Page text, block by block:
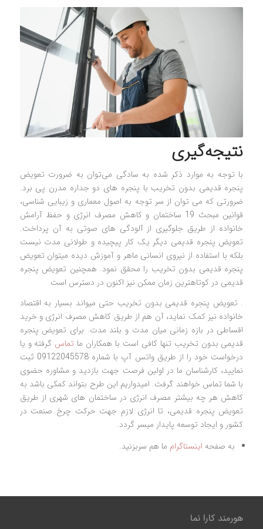
نتیجه‌گیری
با توجه به موارد ذکر شده به سادگی می‌توان به ضرورت تعویض
پنجره قدیمی بدون تخریب با پنجره های دو جداره مدرن پی برد.
ضرورتی که می توان از سر توجه به اصول معماری و زیبایی شناسی،
قوانین مبحث 19 ساختمان و کاهش مصرف انرژی و حفظ آرامش
خانواده از طریق جلوگیری از آلودگی های صوتی به آن پرداخت.
تعویض پنجره قدیمی دیگر یک کار پیچیده و طولانی مدت نیست
بلکه با استفاده از نیروی انسانی ماهر و آموزش دیده میتوان تعویض
پنجره قدیمی بدون تخریب را محقق نمود. همچنین تعویض پنجره
قدیمی در کوتاهترین زمان ممکن نیز اکنون در دسترس است
. تعویض پنجره قدیمی بدون تخریب حتی میواند بسیار به اقتصاد
خانواده نیز کمک نماید، آن هم از طریق کاهش مصرف انرژی و خرید
اقساطی در بازه زمانی میان مدت و بلند مدت. برای تعویض پنجره
قدیمی بدون تخریب تنها کافی است با همکاران ما تماس گرفته و یا
درخواست خود را از طریق واتس آپ با شماره 09122045578 ثبت
نمایید، کارشناسان ما در اولین فرصت جهت بازدید و مشاوره حضوی
با شما تماس خواهند گرفت. امیدواریم این طرح بتواند کمکی باشد به
کاهش هر چه بیشتر مصرف انرژی در ساختمان های شهری از طریق
تعویض پنجره قدیمی، تا انرژی لازم جهت حرکت چرخ صنعت در
کشور و ایجاد توسعه پایدار میسر گردد.
به صفحه اینستاگرام ما هم سربزنید.
هورمند کارا نما